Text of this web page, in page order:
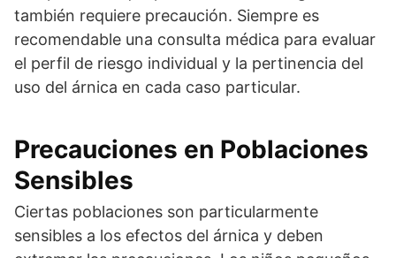
también requiere precaución. Siempre es
recomendable una consulta médica para evaluar
el perfil de riesgo individual y la pertinencia del
uso del árnica en cada caso particular.
Precauciones en Poblaciones
Sensibles
Ciertas poblaciones son particularmente
sensibles a los efectos del árnica y deben